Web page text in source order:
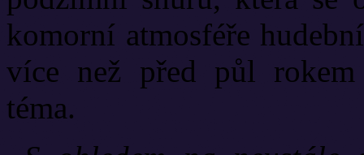
komorní atmosféře
více než před půl rokem
téma.